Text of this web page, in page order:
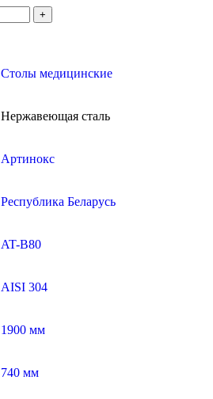
Столы медицинские
Нержавеющая сталь
Артинокс
Республика Беларусь
AT-B80
AISI 304
1900 мм
740 мм